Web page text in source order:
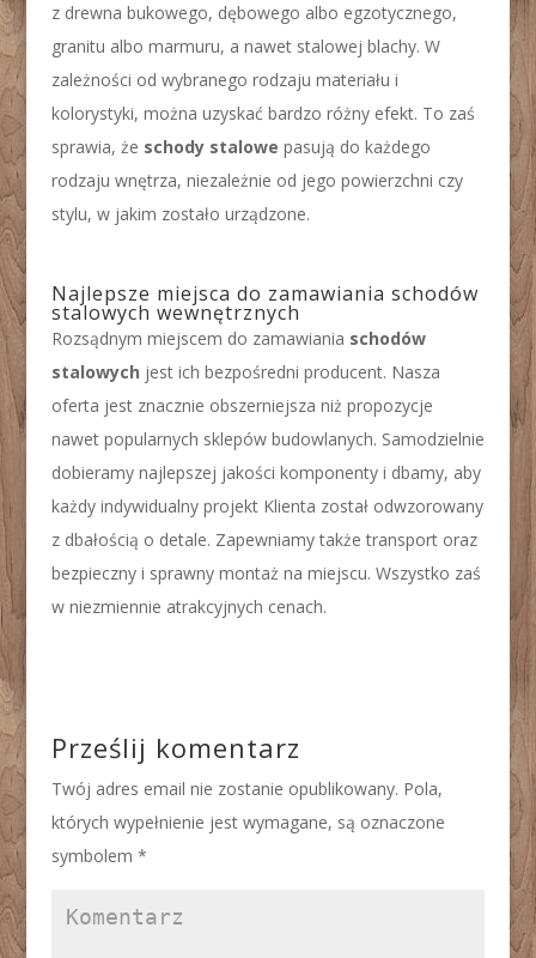
z drewna bukowego, dębowego albo egzotycznego,
granitu albo marmuru, a nawet stalowej blachy. W
zależności od wybranego rodzaju materiału i
kolorystyki, można uzyskać bardzo różny efekt. To zaś
sprawia, że schody stalowe pasują do każdego
rodzaju wnętrza, niezależnie od jego powierzchni czy
stylu, w jakim zostało urządzone.
Najlepsze miejsca do zamawiania schodów
stalowych wewnętrznych
Rozsądnym miejscem do zamawiania schodów
stalowych jest ich bezpośredni producent. Nasza
oferta jest znacznie obszerniejsza niż propozycje
nawet popularnych sklepów budowlanych. Samodzielnie
dobieramy najlepszej jakości komponenty i dbamy, aby
każdy indywidualny projekt Klienta został odwzorowany
z dbałością o detale. Zapewniamy także transport oraz
bezpieczny i sprawny montaż na miejscu. Wszystko zaś
w niezmiennie atrakcyjnych cenach.
Prześlij komentarz
Twój adres email nie zostanie opublikowany. Pola,
których wypełnienie jest wymagane, są oznaczone
symbolem *